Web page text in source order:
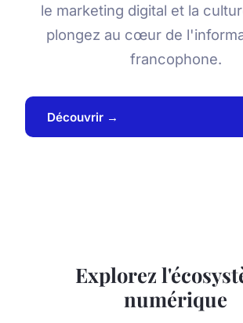
le marketing digital et la
plongez au cœur de
francophone.
Découvrir →
Explorez
numérique